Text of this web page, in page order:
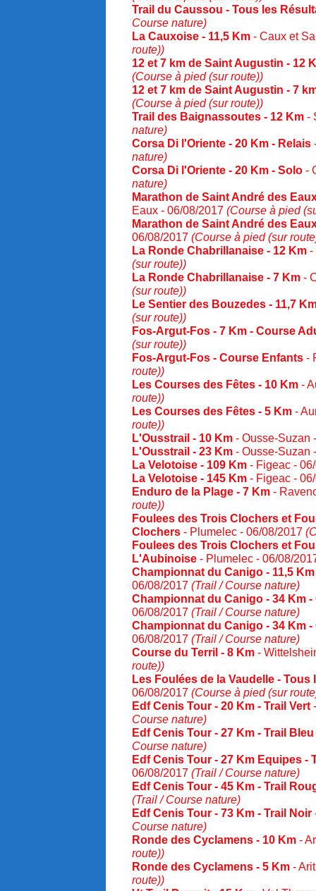
Trail du Caussou - Tous les
Course nature)
La Cauxoise - 11,5 Km - Caux et
route))
12 et 7 km de Saint Augustin - 12
(Course à pied (sur route))
12 et 7 km de Saint Augustin - 7
(Course à pied (sur route))
Trail des Baignassoutes - 12 Km -
nature)
Corsa Di l'Oriente - 20 Km - Relais
nature)
Corsa Di l'Oriente - 20 Km - Solo -
nature)
Marathon de Saint André des
Eaux - 06/08/2017 (Course à pied
Marathon de Saint André des
06/08/2017 (Course à pied (sur
La Ronde Chabrillanaise - 12 Km -
(sur route))
La Ronde Chabrillanaise - 7 Km -
(sur route))
Le Sentier des Bouzedes - 11,7
(sur route))
Fos-Argut-Fos - 7 Km - Course
(sur route))
Fos-Argut-Fos - Course Enfants -
route))
Les Courses des Fêtes - 10 Km -
route))
Les Courses des Fêtes - 5 Km -
route))
L'Ousstrail - 10 Km - Ousse-Suzan
L'Ousstrail - 23 Km - Ousse-Suzan
La Velotoise - 109 Km - Figeac -
La Velotoise - 145 Km - Figeac -
Enduro de la Plage - 7 Km -
route))
Foulees des Trois Clochers et
Clochers - Plumelec - 06/08/2017
Foulees des Trois Clochers et
L'Aubinoise - Plumelec - 06/08/
Championnat du Canigo - 11,5
06/08/2017 (Trail / Course nature)
Championnat du Canigo - 34 Km -
06/08/2017 (Trail / Course nature)
Championnat du Canigo - 34 Km
06/08/2017 (Trail / Course nature)
Course du Terril - 8 Km -
route))
Les Foulées de la Vaudelle - Tous
06/08/2017 (Course à pied (sur
Edf Cenis Tour - 20 Km - Trail Vert
Course nature)
Edf Cenis Tour - 27 Km - Trail Bleu
Course nature)
Edf Cenis Tour - 27 Km Equipes -
06/08/2017 (Trail / Course nature)
Edf Cenis Tour - 45 Km - Trail
(Trail / Course nature)
Edf Cenis Tour - 73 Km - Trail Noir
Course nature)
Ronde des Cyclamens - 10 Km -
route))
Ronde des Cyclamens - 5 Km -
route))